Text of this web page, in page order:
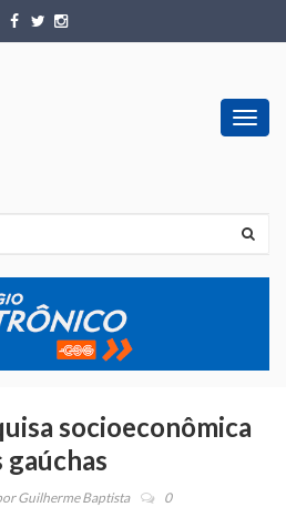
socioeconômica
gaúchas
Guilherme Baptista 0